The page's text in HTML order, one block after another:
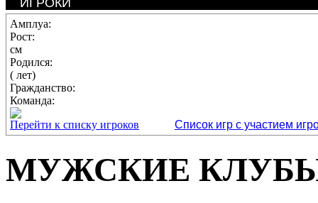
ИГРОКИ
Амплуа:
Рост:
см
Родился:
( лет)
Гражданство:
Команда:
Перейти к списку игроков
Список игр с участием
МУЖСКИЕ